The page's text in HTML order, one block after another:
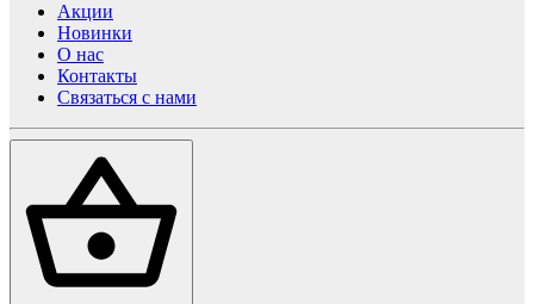
Акции
Новинки
О нас
Контакты
Связаться с нами